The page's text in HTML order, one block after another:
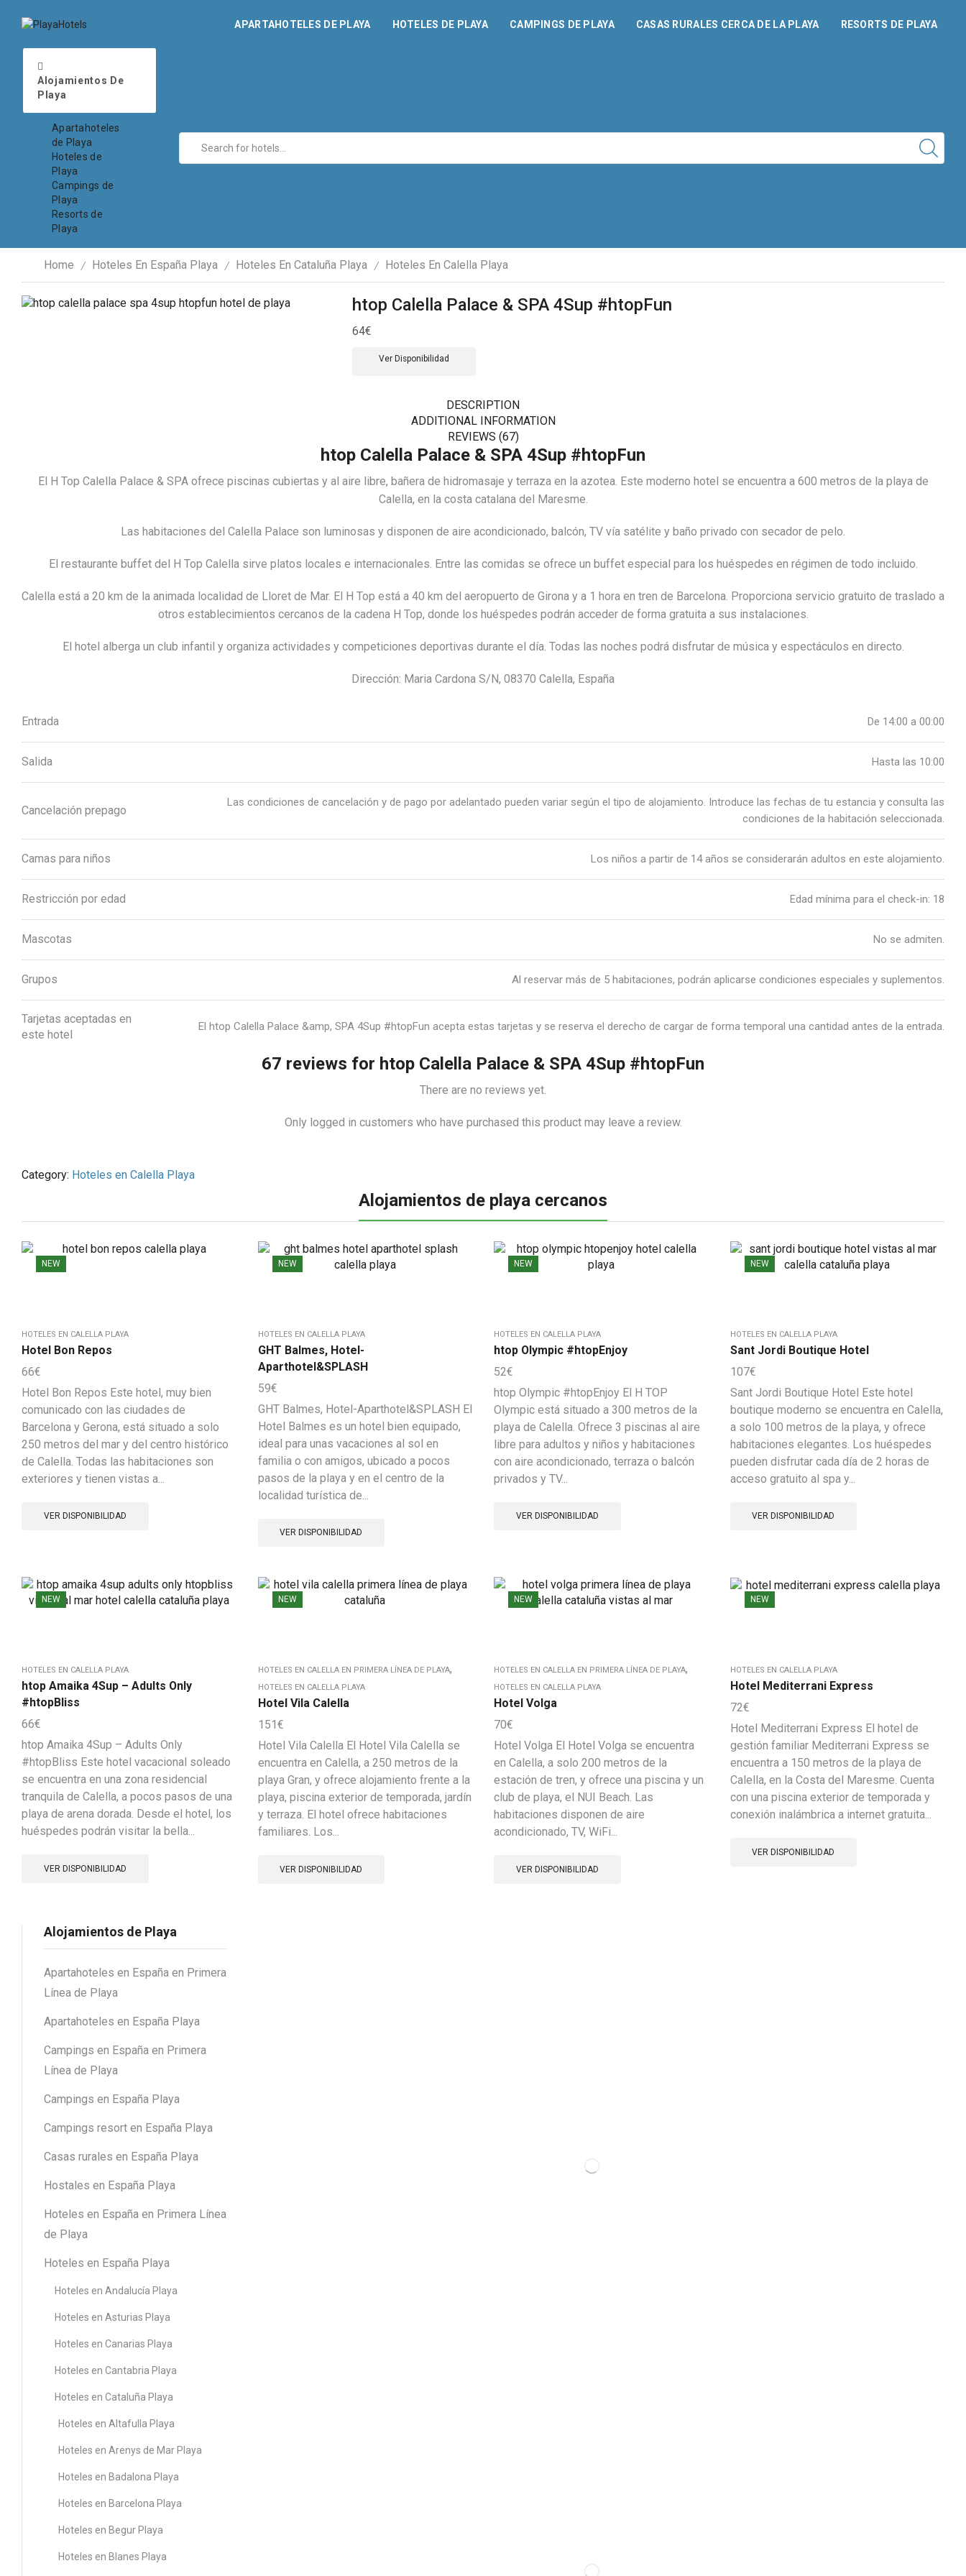
APARTAHOTELES DE PLAYA HOTELES DE PLAYA CAMPINGS DE PLAYA CASAS RURALES CERCA DE LA PLAYA RESORTS DE PLAYA
Alojamientos De
Playa
Apartahoteles
de Playa
Hoteles de
Playa
Campings de
Playa
Resorts de
Playa
Home / Hoteles En España Playa / Hoteles En Cataluña Playa / Hoteles En Calella Playa
htop Calella Palace & SPA 4Sup #htopFun
64€
Ver Disponibilidad
DESCRIPTION
ADDITIONAL INFORMATION
REVIEWS (67)
htop Calella Palace & SPA 4Sup #htopFun
El H Top Calella Palace & SPA ofrece piscinas cubiertas y al aire libre, bañera de hidromasaje y terraza en la azotea. Este moderno hotel se encuentra a 600 metros de la playa de
Calella, en la costa catalana del Maresme.
Las habitaciones del Calella Palace son luminosas y disponen de aire acondicionado, balcón, TV vía satélite y baño privado con secador de pelo.
El restaurante buffet del H Top Calella sirve platos locales e internacionales. Entre las comidas se ofrece un buffet especial para los huéspedes en régimen de todo incluido.
Calella está a 20 km de la animada localidad de Lloret de Mar. El H Top está a 40 km del aeropuerto de Girona y a 1 hora en tren de Barcelona. Proporciona servicio gratuito de traslado a
otros establecimientos cercanos de la cadena H Top, donde los huéspedes podrán acceder de forma gratuita a sus instalaciones.
El hotel alberga un club infantil y organiza actividades y competiciones deportivas durante el día. Todas las noches podrá disfrutar de música y espectáculos en directo.
Dirección: Maria Cardona S/N, 08370 Calella, España
Entrada De 14:00 a 00:00
Salida Hasta las 10:00
Cancelación prepago
Las condiciones de cancelación y de pago por adelantado pueden variar según el tipo de alojamiento. Introduce las fechas de tu estancia y consulta las
condiciones de la habitación seleccionada.
Camas para niños Los niños a partir de 14 años se considerarán adultos en este alojamiento.
Restricción por edad Edad mínima para el check-in: 18
Mascotas No se admiten.
Grupos Al reservar más de 5 habitaciones, podrán aplicarse condiciones especiales y suplementos.
Tarjetas aceptadas en
este hotel
El htop Calella Palace &amp, SPA 4Sup #htopFun acepta estas tarjetas y se reserva el derecho de cargar de forma temporal una cantidad antes de la entrada.
67 reviews for htop Calella Palace & SPA 4Sup #htopFun
There are no reviews yet.
Only logged in customers who have purchased this product may leave a review.
Category: Hoteles en Calella Playa
Alojamientos de playa cercanos
NEW
HOTELES EN CALELLA PLAYA
Hotel Bon Repos
66€
Hotel Bon Repos Este hotel, muy bien
comunicado con las ciudades de
Barcelona y Gerona, está situado a solo
250 metros del mar y del centro histórico
de Calella. Todas las habitaciones son
exteriores y tienen vistas a...
VER DISPONIBILIDAD
NEW
HOTELES EN CALELLA PLAYA
GHT Balmes, Hotel-
Aparthotel&SPLASH
59€
GHT Balmes, Hotel-Aparthotel&SPLASH El
Hotel Balmes es un hotel bien equipado,
ideal para unas vacaciones al sol en
familia o con amigos, ubicado a pocos
pasos de la playa y en el centro de la
localidad turística de...
VER DISPONIBILIDAD
NEW
HOTELES EN CALELLA PLAYA
htop Olympic #htopEnjoy
52€
htop Olympic #htopEnjoy El H TOP
Olympic está situado a 300 metros de la
playa de Calella. Ofrece 3 piscinas al aire
libre para adultos y niños y habitaciones
con aire acondicionado, terraza o balcón
privados y TV...
VER DISPONIBILIDAD
NEW
HOTELES EN CALELLA PLAYA
Sant Jordi Boutique Hotel
107€
Sant Jordi Boutique Hotel Este hotel
boutique moderno se encuentra en Calella,
a solo 100 metros de la playa, y ofrece
habitaciones elegantes. Los huéspedes
pueden disfrutar cada día de 2 horas de
acceso gratuito al spa y...
VER DISPONIBILIDAD
NEW
HOTELES EN CALELLA PLAYA
htop Amaika 4Sup – Adults Only
#htopBliss
66€
htop Amaika 4Sup – Adults Only
#htopBliss Este hotel vacacional soleado
se encuentra en una zona residencial
tranquila de Calella, a pocos pasos de una
playa de arena dorada. Desde el hotel, los
huéspedes podrán visitar la bella...
VER DISPONIBILIDAD
NEW
HOTELES EN CALELLA EN PRIMERA LÍNEA DE PLAYA,
HOTELES EN CALELLA PLAYA
Hotel Vila Calella
151 €
Hotel Vila Calella El Hotel Vila Calella se
encuentra en Calella, a 250 metros de la
playa Gran, y ofrece alojamiento frente a la
playa, piscina exterior de temporada, jardín
y terraza. El hotel ofrece habitaciones
familiares. Los...
VER DISPONIBILIDAD
NEW
HOTELES EN CALELLA EN PRIMERA LÍNEA DE PLAYA,
HOTELES EN CALELLA PLAYA
Hotel Volga
70€
Hotel Volga El Hotel Volga se encuentra
en Calella, a solo 200 metros de la
estación de tren, y ofrece una piscina y un
club de playa, el NUI Beach. Las
habitaciones disponen de aire
acondicionado, TV, WiFi...
VER DISPONIBILIDAD
NEW
HOTELES EN CALELLA PLAYA
Hotel Mediterrani Express
72€
Hotel Mediterrani Express El hotel de
gestión familiar Mediterrani Express se
encuentra a 150 metros de la playa de
Calella, en la Costa del Maresme. Cuenta
con una piscina exterior de temporada y
conexión inalámbrica a internet gratuita...
VER DISPONIBILIDAD
Alojamientos de Playa
Apartahoteles en España en Primera
Línea de Playa
Apartahoteles en España Playa
Campings en España en Primera
Línea de Playa
Campings en España Playa
Campings resort en España Playa
Casas rurales en España Playa
Hostales en España Playa
Hoteles en España en Primera Línea
de Playa
Hoteles en España Playa
Hoteles en Andalucía Playa
Hoteles en Asturias Playa
Hoteles en Canarias Playa
Hoteles en Cantabria Playa
Hoteles en Cataluña Playa
Hoteles en Altafulla Playa
Hoteles en Arenys de Mar Playa
Hoteles en Badalona Playa
Hoteles en Barcelona Playa
Hoteles en Begur Playa
Hoteles en Blanes Playa